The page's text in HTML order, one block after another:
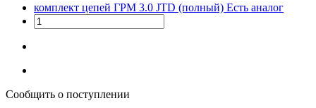
комплект цепей ГРМ 3.0 JTD (полный) Есть аналог
Сообщить о поступлении